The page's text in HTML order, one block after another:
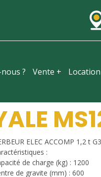
? Vente + Location
ELEC ACCOMP 1,2 t
:
de charge (kg) : 1200
de gravite (mm) : 600